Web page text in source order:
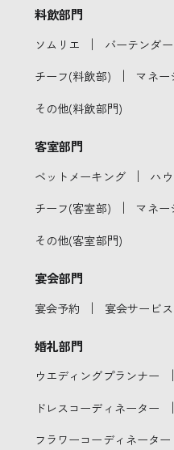
料飲部門
ソムリエ ｜ バーテンダー
チーフ(料飲部) ｜ マネ
その他(料飲部門)
客室部門
ベットメーキング ｜ ハ
チーフ(客室部) ｜ マネ
その他(客室部門)
宴会部門
宴会予約 ｜ 宴会サービス
婚礼部門
ウエディングプランナー ｜
ドレスコーディネーター ｜
フラワーコーディネーター